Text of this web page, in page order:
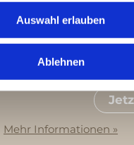
Auswahl erlauben
Ablehnen
essential therapy
low-weight
Mehr Informationen »